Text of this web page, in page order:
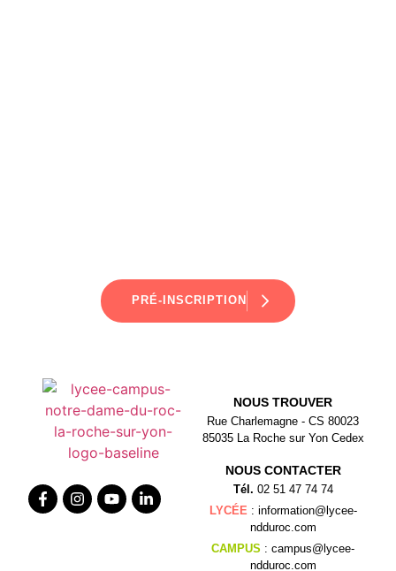
PRÉ-INSCRIPTION
NOUS TROUVER
Rue Charlemagne - CS 80023
85035 La Roche sur Yon Cedex
NOUS CONTACTER
Tél. 02 51 47 74 74
LYCÉE : information@lycee-
ndduroc.com
CAMPUS : campus@lycee-
ndduroc.com